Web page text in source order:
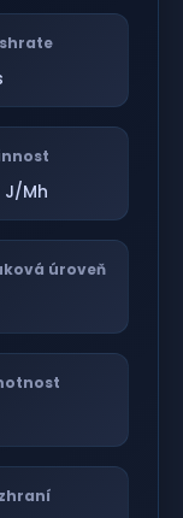
J/Mh
úroveň